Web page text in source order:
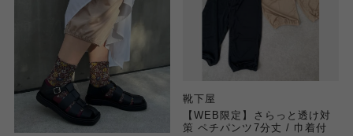
靴下屋
【WEB限定】さらっと透け対
策 ペチパンツ7分丈 / 巾着付